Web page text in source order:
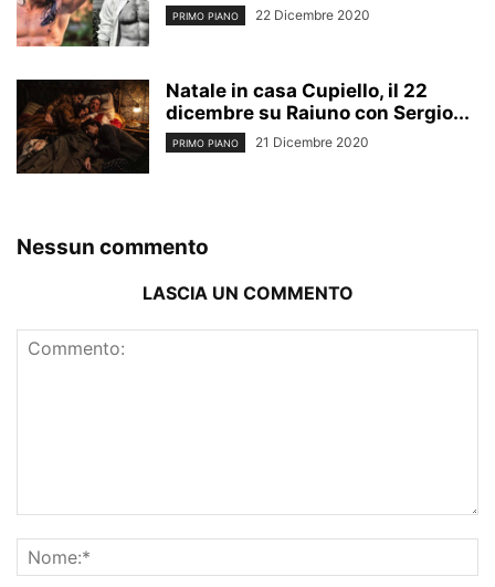
PRIMO PIANO 22 Dicembre 2020
Natale in casa Cupiello, il 22
dicembre su Raiuno con Sergio...
PRIMO PIANO 21 Dicembre 2020
Nessun commento
LASCIA UN COMMENTO